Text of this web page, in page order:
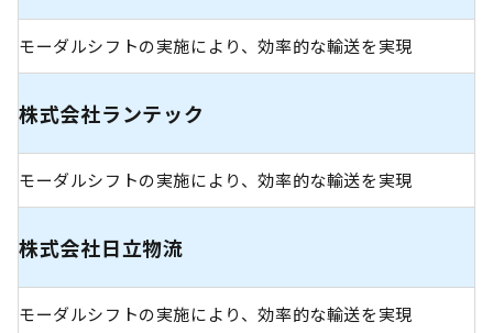
モーダルシフトの実施により、効率的な輸送を実現
株式会社ランテック
モーダルシフトの実施により、効率的な輸送を実現
株式会社日立物流
モーダルシフトの実施により、効率的な輸送を実現